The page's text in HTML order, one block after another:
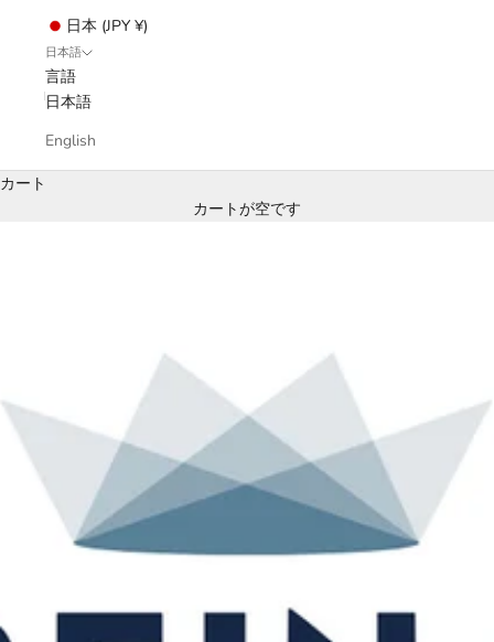
日本 (JPY ¥)
日本語
言語
日本語
English
カート
カートが空です